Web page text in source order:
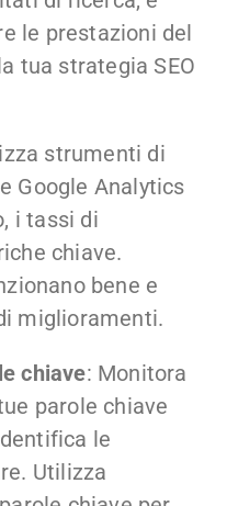
le prestazioni del
tua strategia SEO
strumenti di
Google Analytics
i tassi di
chiave.
bene e
miglioramenti.
chiave: Monitora
parole chiave
le
Utilizza